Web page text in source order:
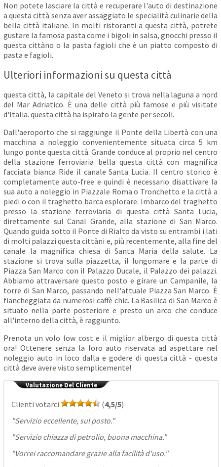
Non potete lasciare la città e recuperare l'auto di destinazione
a questa città senza aver assaggiato le specialità culinarie della
bella città italiane. In molti ristoranti a questa città, potrete
gustare la famosa pasta come i bigoli in salsa, gnocchi presso il
questa cittàno o la pasta fagioli che è un piatto composto di
pasta e fagioli.
Ulteriori informazioni su questa città
questa città, la capitale del Veneto si trova nella laguna a nord
del Mar Adriatico. È una delle città più famose e più visitate
d'Italia. questa città ha ispirato la gente per secoli.
Dall'aeroporto che si raggiunge il Ponte della Libertà con una
macchina a noleggio convenientemente situata circa 5 km
lungo ponte questa città. Grande conduce al proprio nel centro
della stazione ferroviaria bella questa città con magnifica
facciata bianca Ride il canale Santa Lucia. Il centro storico è
completamente auto-free e quindi è necessario disattivare la
sua auto a noleggio in Piazzale Roma o Tronchetto e la città a
piedi o con il traghetto barca esplorare. Imbarco del traghetto
presso la stazione ferroviaria di questa città Santa Lucia,
direttamente sul Canal Grande, alla stazione di San Marco.
Quando guida sotto il Ponte di Rialto da visto su entrambi i lati
di molti palazzi questa cittàni e, più recentemente, alla fine del
canale la magnifica chiesa di Santa Maria della salute. La
stazione si trova sulla piazzetta, il lungomare e la parte di
Piazza San Marco con il Palazzo Ducale, il Palazzo dei palazzi.
Abbiamo attraversare questo posto e girare un Campanile, la
torre di San Marco, passando nell'attuale Piazza San Marco. È
fiancheggiata da numerosi caffè chic. La Basilica di San Marco è
situato nella parte posteriore e presto un arco che conduce
all'interno della città, è raggiunto.
Prenota un volo low cost e il miglior albergo di questa città
ora! Ottenere senza la loro auto riservata ad aspettare nel
noleggio auto in loco dalla e godere di questa città - questa
città deve avere visto semplicemente!
Valutazione Del Cliente
Clienti votarci (4,5/5)
"Servizio eccellente, sul posto."
"Servizio chiazza di petrolio, buona macchina."
"Vorrei raccomandare grazie alla facilità d'uso."